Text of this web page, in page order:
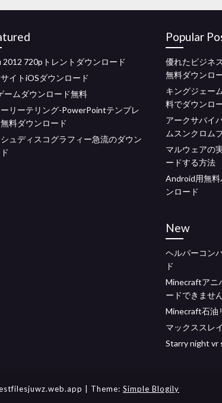
2012 720pトレントダウンロード
イトiOSダウンロード
ームダウンロード無料
リーテリング-PowerPointテンプレ
料ダウンロード
ュディスコグラフィー急流のダウン
Popular
優れたビジネ
無料ダウンロ
キングジェー
料でダウンロ
アークサバイ
ムスンクロム
マルウェアの
ードする方法
Android用無料
ンロード
New
ヘルパーコン
ド
Minecraftアニ
ードできませ
Minecraft石油
マックススレ
Starry night vr
| Theme: Simple Blogily